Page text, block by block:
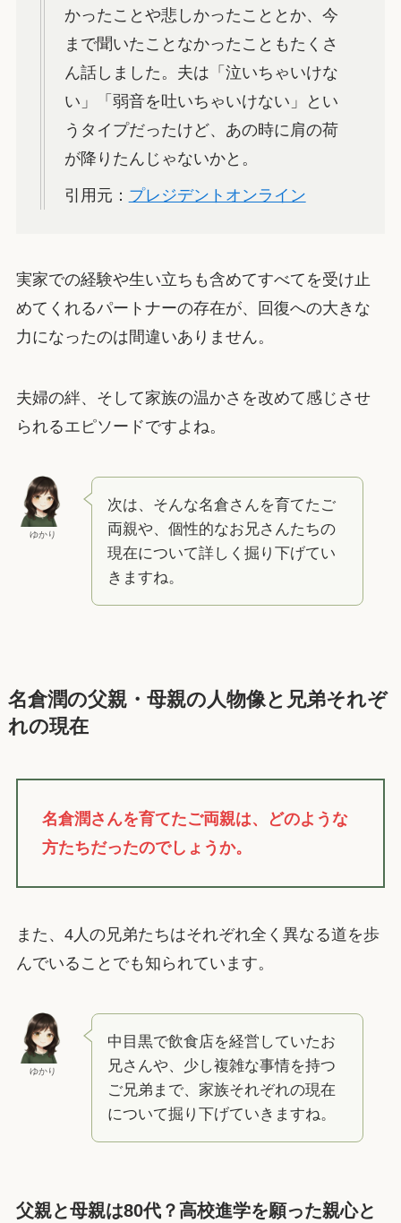
かったことや悲しかったこととか、今
まで聞いたことなかったこともたくさ
ん話しました。夫は「泣いちゃいけな
い」「弱音を吐いちゃいけない」とい
うタイプだったけど、あの時に肩の荷
が降りたんじゃないかと。
引用元： プレジデントオンライン
実家での経験や生い立ちも含めてすべてを受け止
めてくれるパートナーの存在が、回復への大きな
力になったのは間違いありません。
夫婦の絆、そして家族の温かさを改めて感じさせ
られるエピソードですよね。
ゆかり
次は、そんな名倉さんを育てたご
両親や、個性的なお兄さんたちの
現在について詳しく掘り下げてい
きますね。
名倉潤の父親・母親の人物像と兄弟それぞ
れの現在
名倉潤さんを育てたご両親は、どのような
方たちだったのでしょうか。
また、4人の兄弟たちはそれぞれ全く異なる道を歩
んでいることでも知られています。
ゆかり
中目黒で飲食店を経営していたお
兄さんや、少し複雑な事情を持つ
ご兄弟まで、家族それぞれの現在
について掘り下げていきますね。
父親と母親は80代？高校進学を願った親心と